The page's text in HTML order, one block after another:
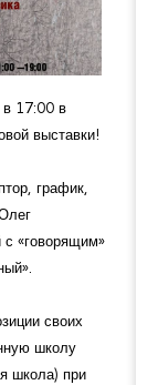
в 17:00 в
выставки!
график,
с «говорящим»
своих
школу
школа) при